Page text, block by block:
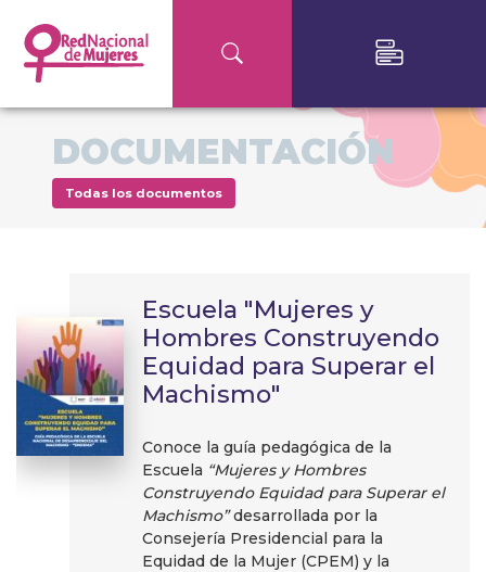
DOCUMENTACIÓN
Todas los documentos
Escuela "Mujeres y
Hombres Construyendo
Equidad para Superar el
Machismo"
Conoce la guía pedagógica de la
Escuela “Mujeres y Hombres
Construyendo Equidad para Superar el
Machismo”desarrollada por la
Consejería Presidencial para la
Equidad de la Mujer (CPEM) y la